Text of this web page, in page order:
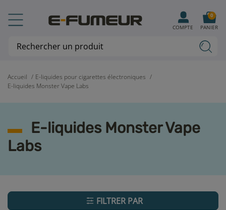
Accueil
E-liquides pour cigarettes électroniques
E-liquides Monster Vape Labs
E-liquides Monster Vape
Labs
FILTRER PAR
COMPTE PANIER
0